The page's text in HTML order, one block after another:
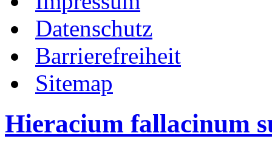
Datenschutz
Barrierefreiheit
Sitemap
Hieracium fallacinum